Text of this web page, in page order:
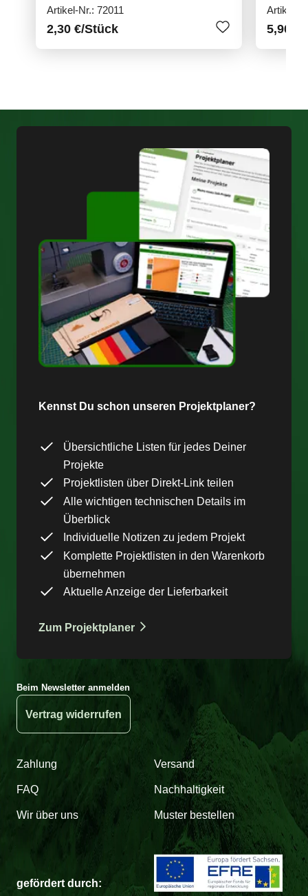
Artikel-Nr.: 72011
2,30 €/Stück
Artikel-
5,90 €
Kennst Du schon unseren Projektplaner?
Übersichtliche Listen für jedes Deiner
Projekte
Projektlisten über Direkt-Link teilen
Alle wichtigen technischen Details im
Überblick
Individuelle Notizen zu jedem Projekt
Komplette Projektlisten in den Warenkorb
übernehmen
Aktuelle Anzeige der Lieferbarkeit
Zum Projektplaner
Beim Newsletter anmelden
Vertrag widerrufen
Zahlung Versand
FAQ Nachhaltigkeit
Wir über uns Muster bestellen
gefördert durch: